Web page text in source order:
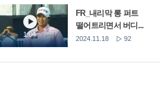
1:04
FR_내리막 롱 퍼트
떨어트리면서 버디...
2024.11.18 92